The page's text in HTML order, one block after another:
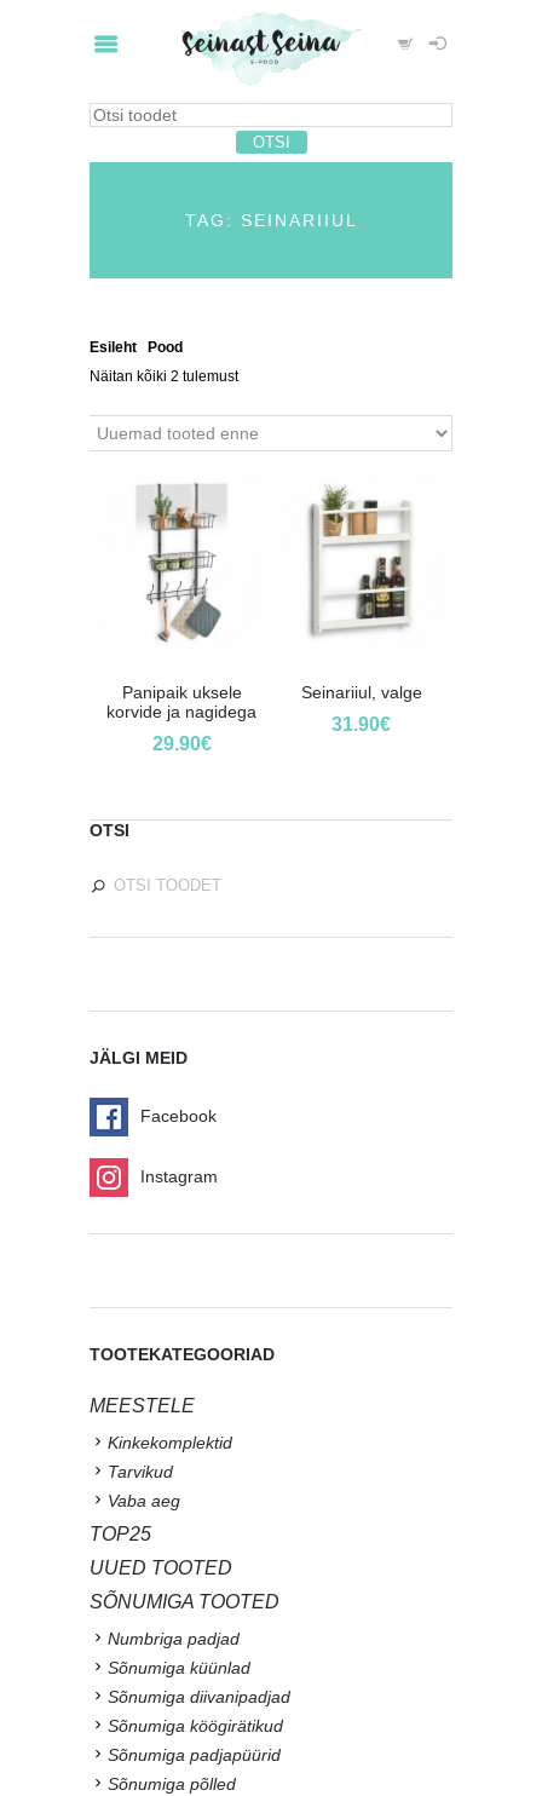
TAG: SEINARIIUL
Esileht Pood
Näitan kõiki 2 tulemust
Panipaik uksele
korvide ja nagidega
29.90€
Seinariiul, valge
31.90€
OTSI
JÄLGI MEID
Facebook
Instagram
TOOTEKATEGOORIAD
MEESTELE
Kinkekomplektid
Tarvikud
Vaba aeg
TOP25
UUED TOOTED
SÕNUMIGA TOOTED
Numbriga padjad
Sõnumiga küünlad
Sõnumiga diivanipadjad
Sõnumiga köögirätikud
Sõnumiga padjapüürid
Sõnumiga põlled